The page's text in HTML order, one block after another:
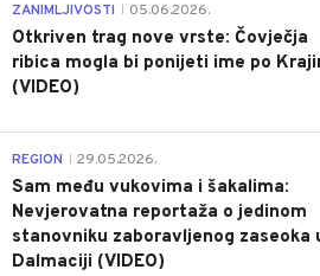
ZANIMLJIVOSTI 05.06.2026.
Otkriven trag nove vrste: Čovječja
ribica mogla bi ponijeti ime po
(VIDEO)
REGION 29.05.2026.
Sam među vukovima i šakalima:
Nevjerovatna reportaža o jedinom
stanovniku zaboravljenog zaseoka
Dalmaciji (VIDEO)